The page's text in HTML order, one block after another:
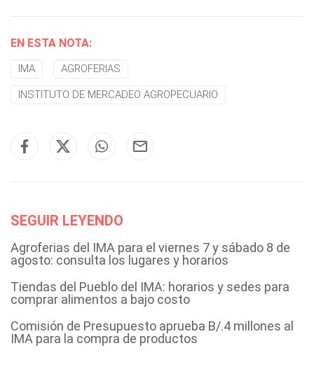
EN ESTA NOTA:
IMA AGROFERIAS
INSTITUTO DE MERCADEO AGROPECUARIO
SEGUIR LEYENDO
Agroferias del IMA para el viernes 7 y sábado 8 de
agosto: consulta los lugares y horarios
Tiendas del Pueblo del IMA: horarios y sedes para
comprar alimentos a bajo costo
Comisión de Presupuesto aprueba B/.4 millones al
IMA para la compra de productos